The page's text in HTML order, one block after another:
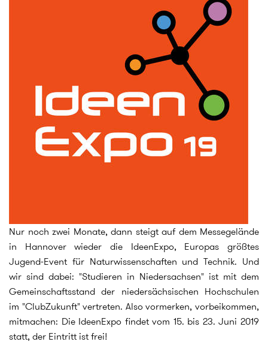
Nur noch zwei Monate, dann steigt auf dem Messegelände
in Hannover wieder die IdeenExpo, Europas größtes
Jugend-Event für Naturwissenschaften und Technik. Und
wir sind dabei: "Studieren in Niedersachsen" ist mit dem
Gemeinschaftsstand der niedersächsischen Hochschulen
im "ClubZukunft" vertreten. Also vormerken, vorbeikommen,
mitmachen: Die IdeenExpo findet vom 15. bis 23. Juni 2019
statt, der Eintritt ist frei!